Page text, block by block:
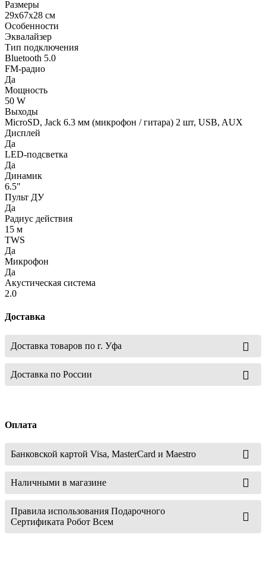
Размеры
29x67x28 см
Особенности
Эквалайзер
Тип подключения
Bluetooth 5.0
FM-радио
Да
Мощность
50 W
Выходы
MicroSD, Jack 6.3 мм (микрофон / гитара) 2 шт, USB, AUX
Дисплей
Да
LED-подсветка
Да
Динамик
6.5"
Пульт ДУ
Да
Радиус действия
15 м
TWS
Да
Микрофон
Да
Акустическая система
2.0
Доставка
Доставка товаров по г. Уфа
Доставка по России
Оплата
Банковской картой Visa, MasterCard и Maestro
Наличными в магазине
Правила использования Подарочного
Сертификата Робот Всем